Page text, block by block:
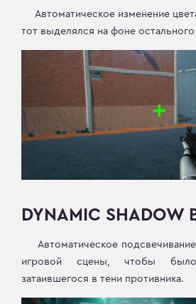
Автоматическое изменение
тот выделялся на фоне
DYNAMIC SHADOW
Автоматическое
игровой сцены, чтобы
затаившегося в тени противника.